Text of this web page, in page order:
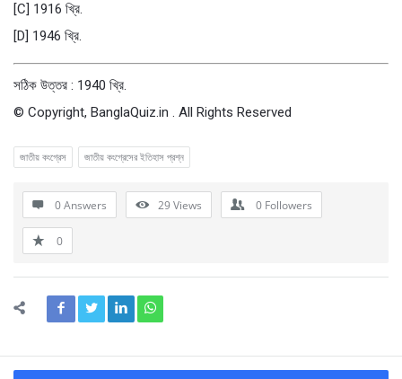
[C] 1916 খ্রি.
[D] 1946 খ্রি.
সঠিক উত্তর : 1940 খ্রি.
© Copyright, BanglaQuiz.in . All Rights Reserved
জাতীয় কংগ্রেস জাতীয় কংগ্রেসের ইতিহাস প্রশ্ন
0 Answers 29Views 0 Followers
0